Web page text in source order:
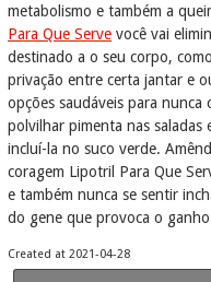
metabolismo e também a
Para Que Serve você vai
destinado a o seu corpo,
privação entre certa jantar e
opções saudáveis ​​para nunca
polvilhar pimenta nas saladas
incluí-la no suco verde.
coragem Lipotril Para Que
e também nunca se sentir
do gene que provoca o
Created at 2021-04-28